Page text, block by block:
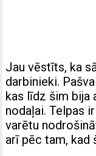
Jau vēstīts, ka
darbinieki.
kas līdz šim bija
nodaļai. Telpas
varētu
arī pēc tam, kad